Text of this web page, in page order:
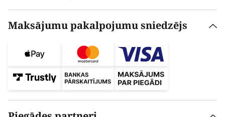
Maksājumu pakalpojumu sniedzējs